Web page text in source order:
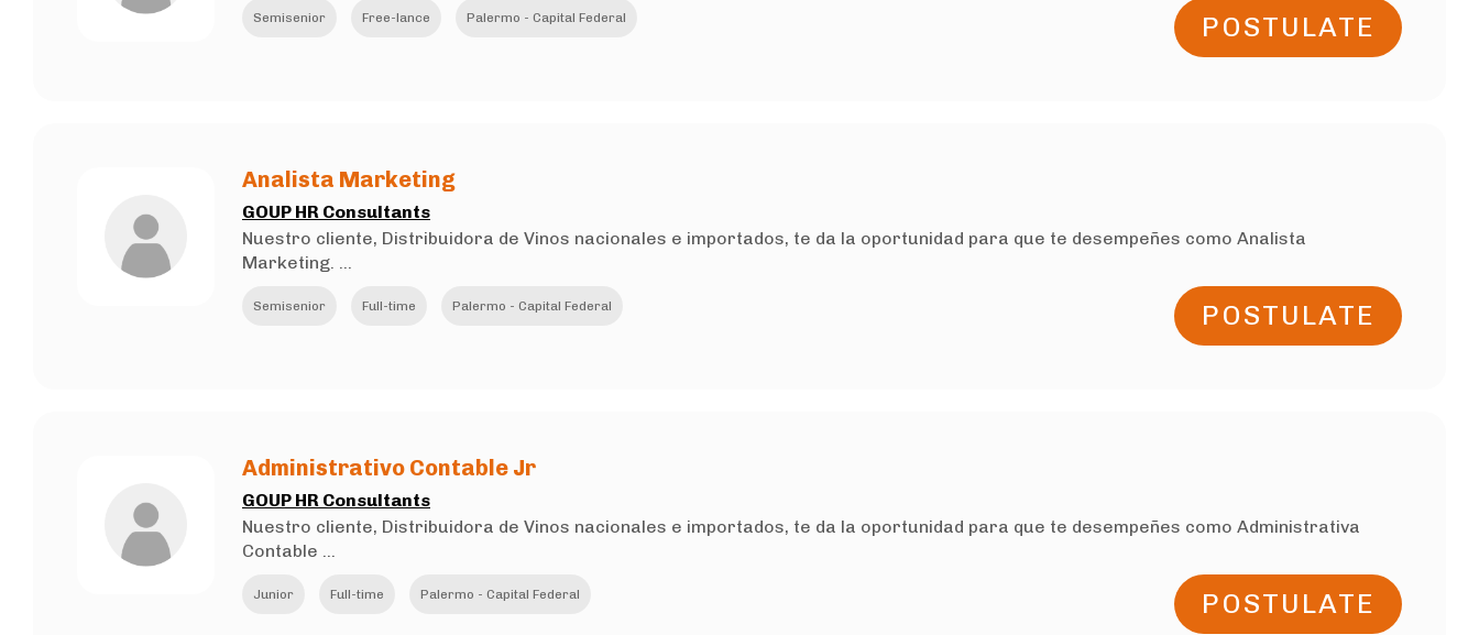
Semisenior Free-lance Palermo - Capital Federal POSTULATE
Analista Marketing
GOUP HR Consultants
Nuestro cliente, Distribuidora de Vinos nacionales e importados, te da la oportunidad para que te desempeñes como Analista
Marketing. ...
Semisenior Full-time Palermo - Capital Federal POSTULATE
Administrativo Contable Jr
GOUP HR Consultants
Nuestro cliente, Distribuidora de Vinos nacionales e importados, te da la oportunidad para que te desempeñes como Administrativa
Contable ...
Junior Full-time Palermo - Capital Federal POSTULATE